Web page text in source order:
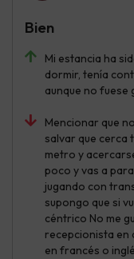
Mi estancia ha
dormir, tenía
aunque no fuese
Mencionar que
salvar que cerca
metro y
poco y vas a
jugando con
supongo que si
céntrico No me
recepcionista en
en francés o
Bien